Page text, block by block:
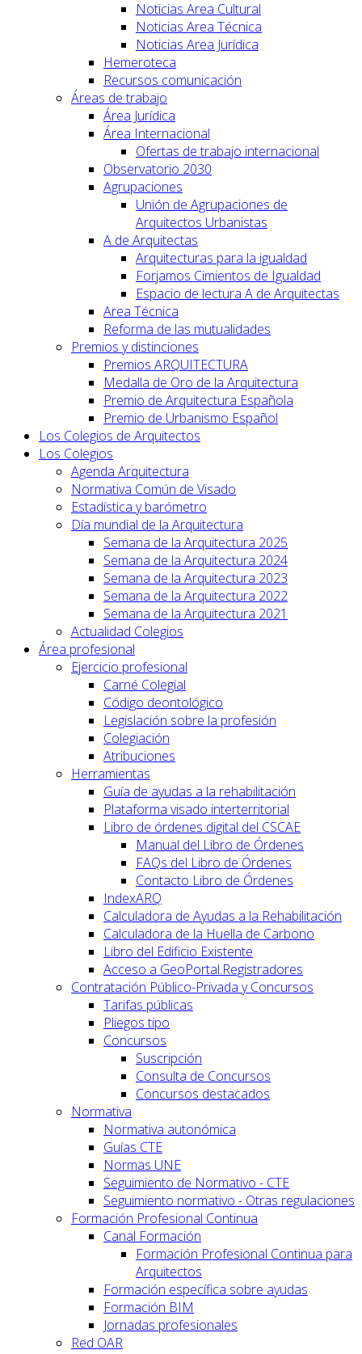
Noticias Area Cultural
Noticias Area Técnica
Noticias Area Jurídica
Hemeroteca
Recursos comunicación
Áreas de trabajo
Área Jurídica
Área Internacional
Ofertas de trabajo internacional
Observatorio 2030
Agrupaciones
Unión de Agrupaciones de
Arquitectos Urbanistas
A de Arquitectas
Arquitecturas para la igualdad
Forjamos Cimientos de Igualdad
Espacio de lectura A de Arquitectas
Area Técnica
Reforma de las mutualidades
Premios y distinciones
Premios ARQUITECTURA
Medalla de Oro de la Arquitectura
Premio de Arquitectura Española
Premio de Urbanismo Español
Los Colegios de Arquitectos
Los Colegios
Agenda Arquitectura
Normativa Común de Visado
Estadística y barómetro
Día mundial de la Arquitectura
Semana de la Arquitectura 2025
Semana de la Arquitectura 2024
Semana de la Arquitectura 2023
Semana de la Arquitectura 2022
Semana de la Arquitectura 2021
Actualidad Colegios
Área profesional
Ejercicio profesional
Carné Colegial
Código deontológico
Legislación sobre la profesión
Colegiación
Atribuciones
Herramientas
Guía de ayudas a la rehabilitación
Plataforma visado interterritorial
Libro de órdenes digital del CSCAE
Manual del Libro de Órdenes
FAQs del Libro de Órdenes
Contacto Libro de Órdenes
IndexARQ
Calculadora de Ayudas a la Rehabilitación
Calculadora de la Huella de Carbono
Libro del Edificio Existente
Acceso a GeoPortal.Registradores
Contratación Público-Privada y Concursos
Tarifas públicas
Pliegos tipo
Concursos
Suscripción
Consulta de Concursos
Concursos destacados
Normativa
Normativa autonómica
Guías CTE
Normas UNE
Seguimiento de Normativo - CTE
Seguimiento normativo - Otras regulaciones
Formación Profesional Continua
Canal Formación
Formación Profesional Continua para
Arquitectos
Formación específica sobre ayudas
Formación BIM
Jornadas profesionales
Red OAR